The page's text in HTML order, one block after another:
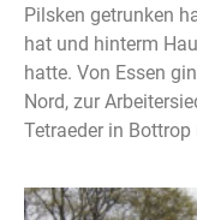
Pilsken getrunken
hat und hinterm
hatte. Von Essen
Nord, zur
Tetraeder in